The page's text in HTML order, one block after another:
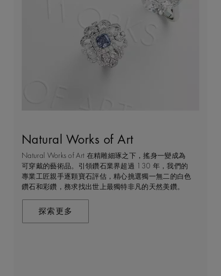
Natural Works of Art
Natural Works of Art 在精雕細琢之下，搖身一變成為
可穿戴的藝術品。引領鑽石業界超過 130 年，我們的
專業工匠親手逐顆寶石評估，精心挑選獨一無二的白色
鑽石和彩鑽，務求找出世上最獨特非凡的天然美鑽。
探索更多
鑽石珠寶創作的藝術
De Beers 作為鑽石珠寶藝術的領導者，在鑽石之旅的
每個階段 —— 從鑽石原石的開採到打造成世代相傳的
瑰寶 —— 均擁有舉足輕重的獨特地位。 我們探索並揭
示大自然的珍稀寶藏所潛藏的醉人魅力，精心創造出工
在這趟追尋極致瑰寶的旅程，對完美的追求與卓越的專
建設永恒
我們每天都能親眼目感受天然美鑽何等珍貴，對佩戴者
和製作過程中的所有人而言，鑽石都是大自然的瑰寶。
因此我們致力確保每顆鑽石都能對開採地當地的人民和
環境帶來長久的正面影響。我們將此承諾稱為「建設永
探索更多
客戶服務
不論您身處家中或到訪我們其中一間商店，我們都渴望
能為您提供度身訂造的購物體驗。預約親臨精品店或線
上購物體驗，即可透過私人諮詢得到專家協助和指導。
聯絡我們